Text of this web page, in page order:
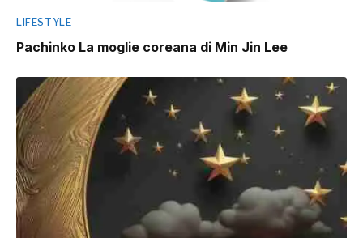
LIFESTYLE
Pachinko La moglie coreana di Min Jin Lee